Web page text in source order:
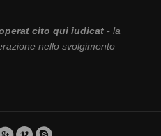
cito qui iudicat- la
nello svolgimento